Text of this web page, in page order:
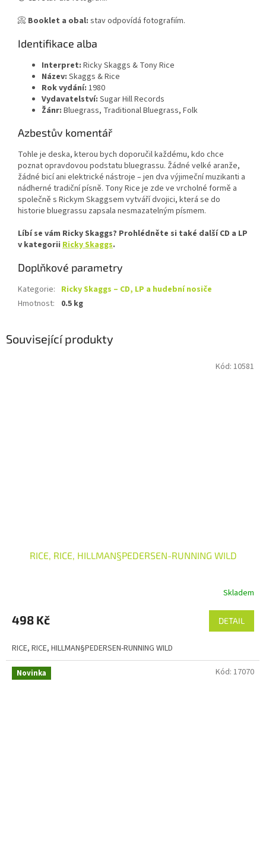
📀 Booklet a obal: stav odpovídá fotografiím.
Identifikace alba
Interpret: Ricky Skaggs & Tony Rice
Název: Skaggs & Rice
Rok vydání: 1980
Vydavatelství: Sugar Hill Records
Žánr: Bluegrass, Traditional Bluegrass, Folk
Azbestův komentář
Tohle je deska, kterou bych doporučil každému, kdo chce
poznat opravdovou podstatu bluegrassu. Žádné velké aranže,
žádné bicí ani elektrické nástroje – jen dva výjimeční muzikanti a
nádherné tradiční písně. Tony Rice je zde ve vrcholné formě a
společně s Rickym Skaggsem vytváří dvojici, která se do
historie bluegrassu zapsala nesmazatelným písmem.
Líbí se vám Ricky Skaggs? Prohlédněte si také další CD a LP
v kategorii Ricky Skaggs.
Doplňkové parametry
Kategorie: Ricky Skaggs – CD, LP a hudební nosiče
Hmotnost: 0.5 kg
Související produkty
RICE, RICE, HILLMAN§PEDERSEN-RUNNING WILD
Skladem
498 Kč DETAIL
RICE, RICE, HILLMAN§PEDERSEN-RUNNING WILD
Kód: 10581
Novinka Kód: 17070